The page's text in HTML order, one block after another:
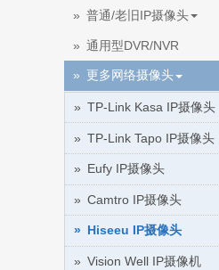
普通/老旧IP摄像头
通用型DVR/NVR
更多网络摄像头
TP-Link Kasa IP摄像头
TP-Link Tapo IP摄像头
Eufy IP摄像头
Camtro IP摄像头
Hiseeu IP摄像头
Vision Well IP摄像机